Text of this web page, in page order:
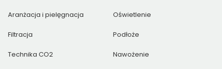
Aranżacja i pielęgnacja Oświetlenie
Filtracja Podłoże
Technika CO2 Nawożenie